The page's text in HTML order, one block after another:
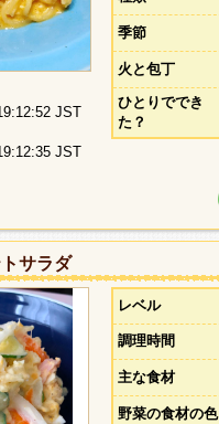
JST
JST
季節
火と包丁
ひとりででき
た？
サラダ
レベル
調理時間
主な食材
野菜の食材の色